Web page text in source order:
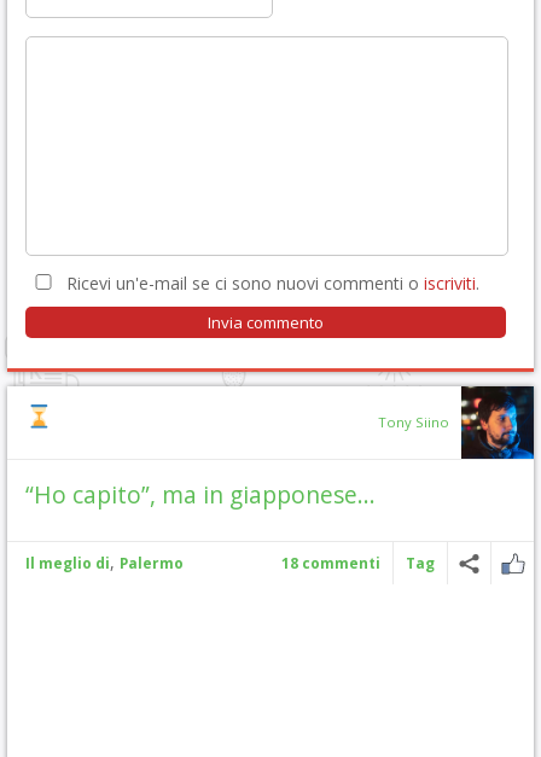
Ricevi un'e-mail se ci sono nuovi commenti o iscriviti.
Tony Siino
“Ho capito”, ma in giapponese…
Il meglio di, Palermo 18 commenti Tag